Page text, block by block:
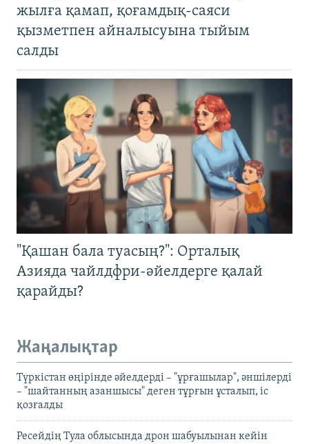
жылға қамап, қоғамдық-саяси
қызметпен айналысуына тыйым
салды
"Қашан бала туасың?": Орталық
Азияда чайлдфри-әйелдерге қалай
қарайды?
Жаңалықтар
Түркістан өңірінде әйелдерді – "ұрғашылар", әншілерді
– "шайтанның азаншысы" деген тұрғын ұсталып, іс
қозғалды
Ресейдің Тула облысында дрон шабуылынан кейін